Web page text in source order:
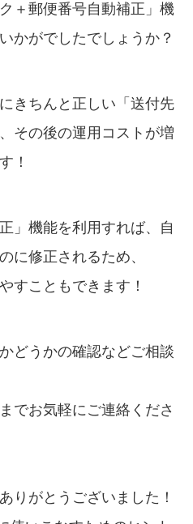
＋郵便番号自動補正」機
かがでしたでしょうか？
きちんと正しい「送付先
その後の運用コストが増
！
」機能を利用すれば、自
に修正されるため、
すこともできます！
どうかの確認などご相談
でお気軽にご連絡くださ
りがとうございました！